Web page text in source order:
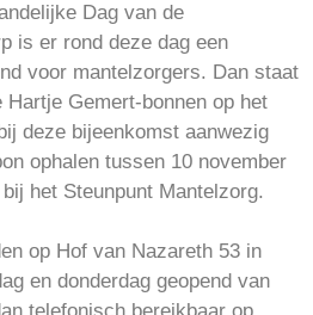
Dag van de
is er rond deze dag een
voor mantelzorgers. Dan staat
Gemert-bonnen op het
deze bijeenkomst aanwezig
ophalen tussen 10 november
het Steunpunt Mantelzorg.
op Hof van Nazareth 53 in
en donderdag geopend van